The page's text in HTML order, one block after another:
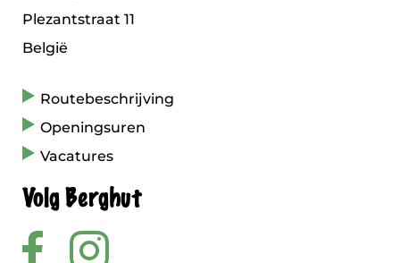
Plezantstraat 11
België
Routebeschrijving
Openingsuren
Vacatures
Volg Berghut